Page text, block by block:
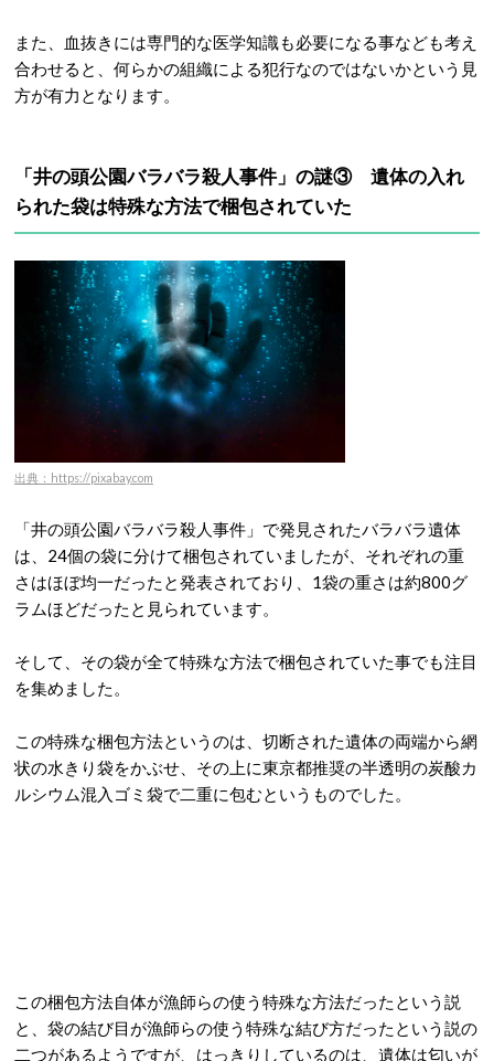
また、血抜きには専門的な医学知識も必要になる事なども考え
合わせると、何らかの組織による犯行なのではないかという見
方が有力となります。
「井の頭公園バラバラ殺人事件」の謎③ 遺体の入れ
られた袋は特殊な方法で梱包されていた
出典：https://pixabay.com
「井の頭公園バラバラ殺人事件」で発見されたバラバラ遺体
は、24個の袋に分けて梱包されていましたが、それぞれの重
さはほぼ均一だったと発表されており、1袋の重さは約800グ
ラムほどだったと見られています。
そして、その袋が全て特殊な方法で梱包されていた事でも注目
を集めました。
この特殊な梱包方法というのは、切断された遺体の両端から網
状の水きり袋をかぶせ、その上に東京都推奨の半透明の炭酸カ
ルシウム混入ゴミ袋で二重に包むというものでした。
この梱包方法自体が漁師らの使う特殊な方法だったという説
と、袋の結び目が漁師らの使う特殊な結び方だったという説の
二つがあるようですが、はっきりしているのは、遺体は匂いが